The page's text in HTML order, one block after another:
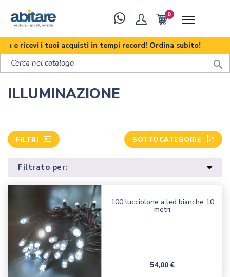
0
i tuoi acquisti in tempi record! Ordina subito!

ILLUMINAZIONE
FILTRI SOTTOCATEGORIE
Filtrato per:
100 lucciolone a led bianche 10
metri
Prezzo
54,00 €